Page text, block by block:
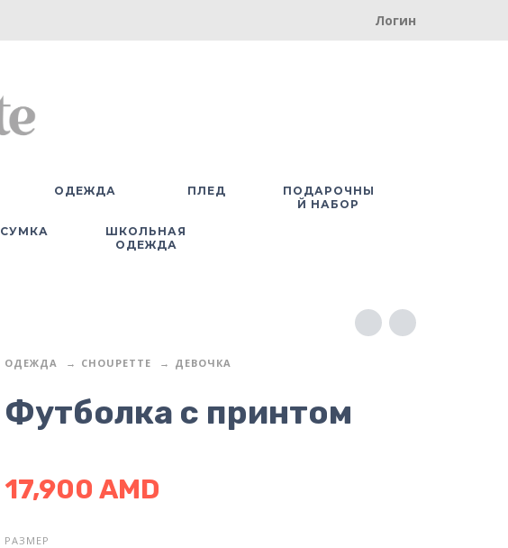
Логин
ОДЕЖДА ПЛЕД
ПОДАРОЧНЫ
Й НАБОР
СУМКА
ШКОЛЬНАЯ
ОДЕЖДА
ОДЕЖДА CHOUPETTE ДЕВОЧКА
Футболка с принтом
17,900 AMD
РАЗМЕР